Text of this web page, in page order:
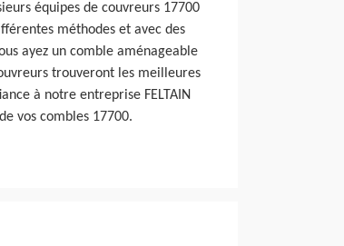
équipes de couvreurs 17700
méthodes et avec des
ayez un comble aménageable
trouveront les meilleures
à notre entreprise FELTAIN
vos combles 17700.